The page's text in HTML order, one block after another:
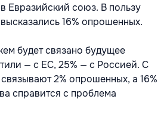
Евразийский союз. В пользу
16% опрошенных.
будет связано будущее
— с ЕС, 25% — с Россией. С
2% опрошенных, а 16%
справится с проблема